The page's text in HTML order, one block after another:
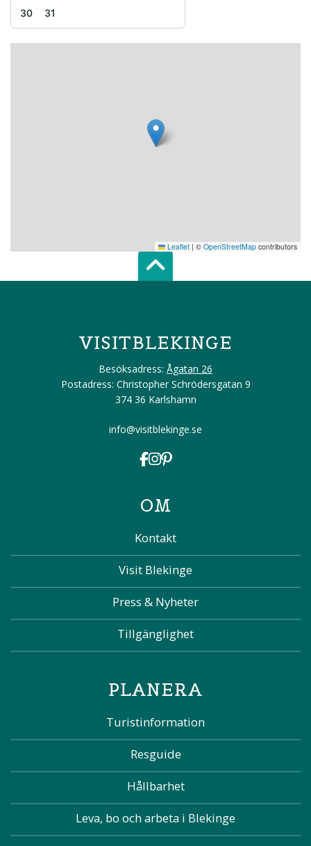
30
31
Leaflet | © OpenStreetMap contributors
Scroll top of
VISITBLEKINGE
Besöksadress: Ågatan 26
Postadress: Christopher Schrödersgatan 9
374 36 Karlshamn
info@visitblekinge.se
OM
Kontakt
Visit Blekinge
Press & Nyheter
Tillgänglighet
PLANERA
Turistinformation
Resguide
Hållbarhet
Leva, bo och arbeta i Blekinge